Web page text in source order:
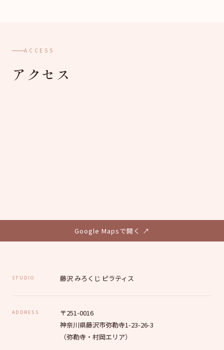
ACCESS
アクセス
STUDIO 藤沢 みろくじ ピラティス
ADDRESS
〒251-0016
神奈川県藤沢市弥勒寺1-23-26-3
（弥勒寺・村岡エリア）
Google Mapsで開く ↗